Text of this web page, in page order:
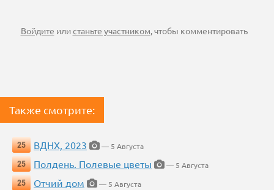
Войдите илистаньте участником, чтобы комментировать
Также смотрите:
25 ВДНХ, 2023
— 5 Августа
25
Полдень. Полевые цветы
— 5 Августа
25
Отчий дом
— 5 Августа